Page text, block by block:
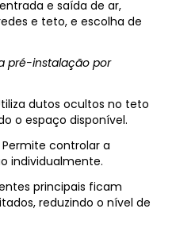
e saída de ar,
e teto, e escolha de
pré-instalação por
dutos ocultos no teto
o espaço disponível.
controlar a
individualmente.
principais ficam
reduzindo o nível de